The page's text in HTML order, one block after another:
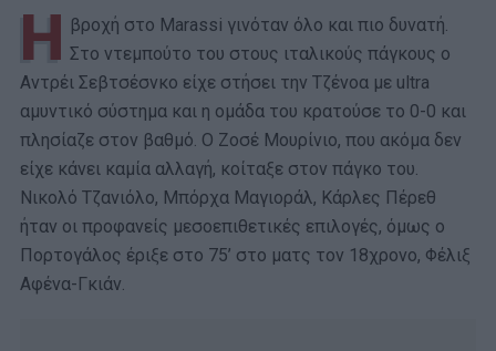
Η βροχή στο Marassi γινόταν όλο και πιο δυνατή.
Στο ντεμπούτο του στους ιταλικούς πάγκους ο
Αντρέι Σεβτσέσνκο είχε στήσει την Τζένοα με ultra
αμυντικό σύστημα και η ομάδα του κρατούσε το 0-0 και
πλησίαζε στον βαθμό. Ο Ζοσέ Μουρίνιο, που ακόμα δεν
είχε κάνει καμία αλλαγή, κοίταξε στον πάγκο του.
Νικολό Τζανιόλο, Μπόρχα Μαγιοράλ, Κάρλες Πέρεθ
ήταν οι προφανείς μεσοεπιθετικές επιλογές, όμως ο
Πορτογάλος έριξε στο 75’ στο ματς τον 18χρονο, Φέλιξ
Αφένα-Γκιάν.